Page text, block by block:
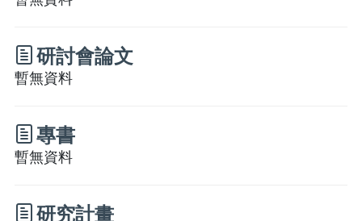
研討會論文
暫無資料
專書
暫無資料
研究計畫